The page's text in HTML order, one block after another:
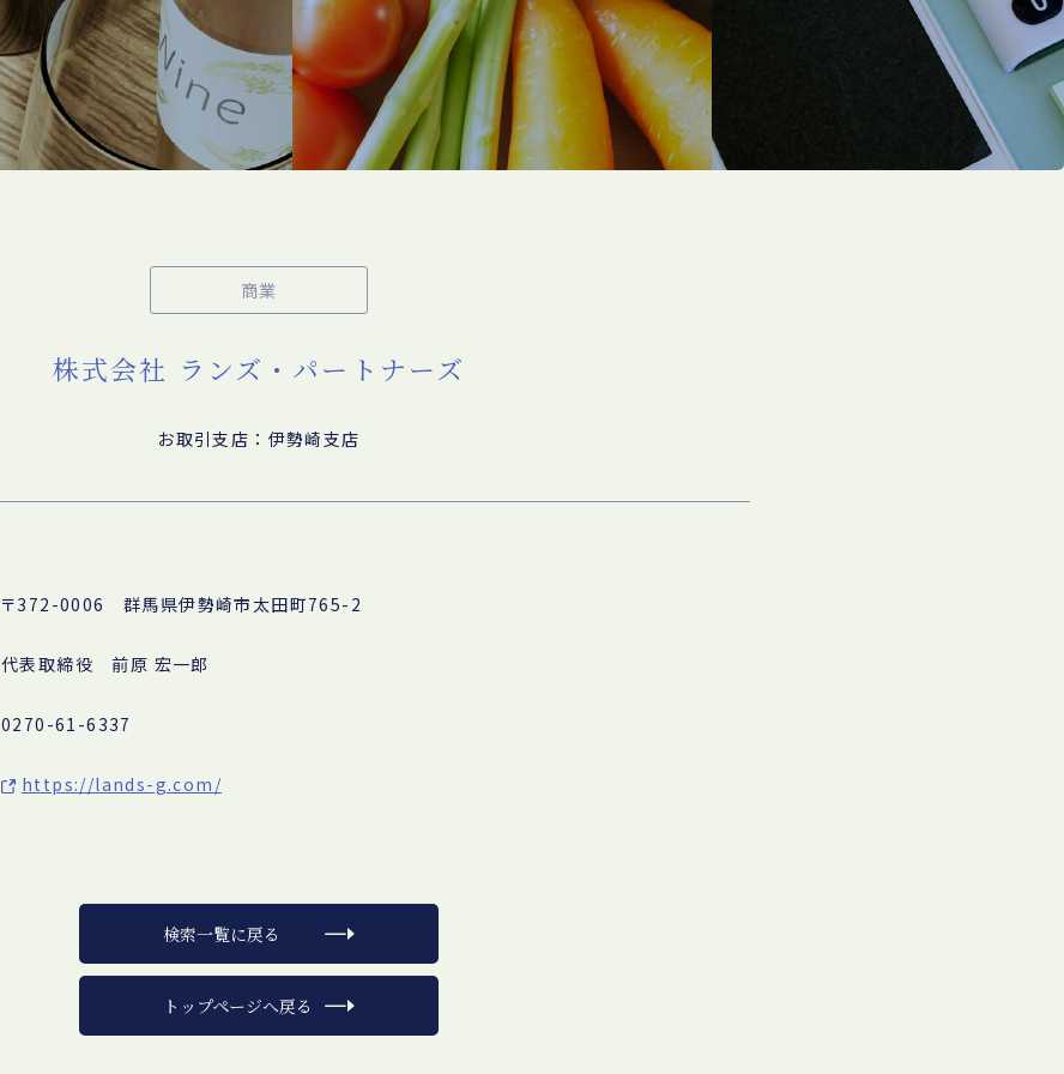
商業
株式会社 ランズ・パートナーズ
お取引支店：伊勢崎支店
〒372-0006 群馬県伊勢崎市太田町765-2
代表取締役 前原 宏一郎
0270-61-6337
https://lands-g.com/
検索一覧に戻る
トップページへ戻る